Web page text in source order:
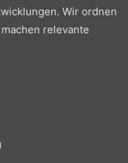
Wir ordnen
relevante